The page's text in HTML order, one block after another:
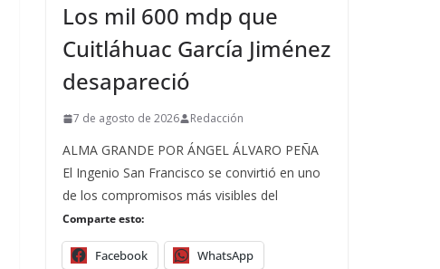
Los mil 600 mdp que
Cuitláhuac García Jiménez
desapareció
7 de agosto de 2026 Redacción
ALMA GRANDE POR ÁNGEL ÁLVARO PEÑA
El Ingenio San Francisco se convirtió en uno
de los compromisos más visibles del
Comparte esto:
Facebook WhatsApp